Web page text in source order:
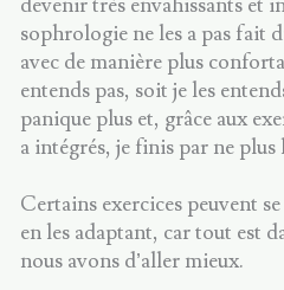
sophrologie ne les a pas fait
avec de manière plus
entends pas, soit je les
panique plus et, grâce aux
a intégrés, je finis par ne plus
Certains exercices peuvent
en les adaptant, car tout est
nous avons d’aller mieux.